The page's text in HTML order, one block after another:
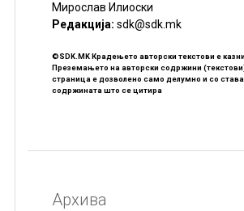
Мирослав Илиоски
Редакцијa: sdk@sdk.mk
©SDK.MK Крадењето авторски текстови е
Преземањето на авторски содржини
страница е дозволено само делумно и со
содржината што се цитира
Архива